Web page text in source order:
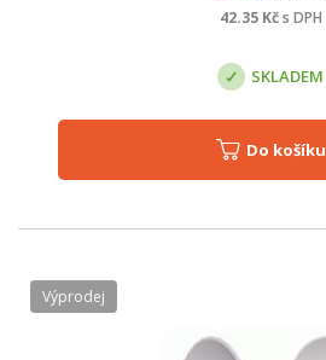
42.35Kč s DPH
SKLADEM
Do košíku
Výprodej